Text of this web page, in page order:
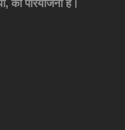
की परियोजना है।